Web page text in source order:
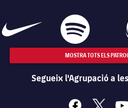
MOSTRA TOTS ELS
Segueix l'Agrupació a
facebook
x